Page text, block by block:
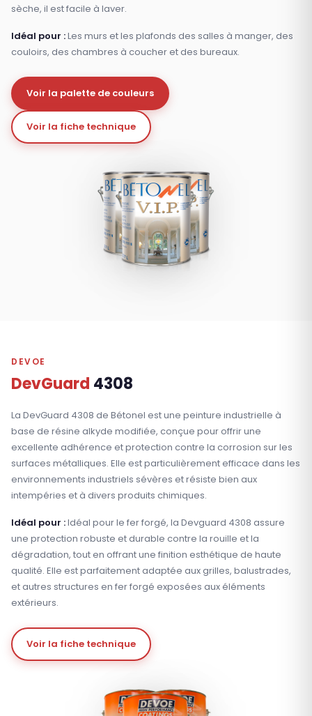
sèche, il est facile à laver.
Idéal pour :Les murs et les plafonds des salles à manger, des
couloirs, des chambres à coucher et des bureaux.
Voir la palette de couleurs
Voir la fiche technique
DEVOE
DevGuard 4308
La DevGuard 4308 de Bétonel est une peinture industrielle à
base de résine alkyde modifiée, conçue pour offrir une
excellente adhérence et protection contre la corrosion sur les
surfaces métalliques. Elle est particulièrement efficace dans les
environnements industriels sévères et résiste bien aux
intempéries et à divers produits chimiques.
Idéal pour :Idéal pour le fer forgé, la Devguard 4308 assure
une protection robuste et durable contre la rouille et la
dégradation, tout en offrant une finition esthétique de haute
qualité. Elle est parfaitement adaptée aux grilles, balustrades,
et autres structures en fer forgé exposées aux éléments
extérieurs.
Voir la fiche technique